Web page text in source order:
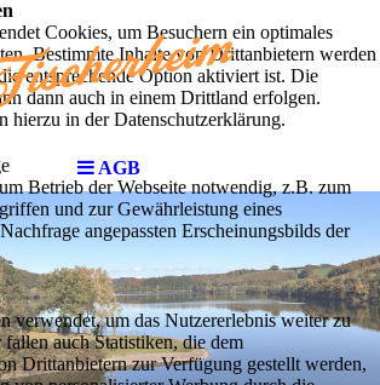
AGB
Cookies, um Besuchern ein optimales
Bestimmte Inhalte von Drittanbietern werden
entsprechende Option aktiviert ist. Die
dann auch in einem Drittland erfolgen.
hierzu in der Datenschutzerklärung.
Betrieb der Webseite notwendig, z.B. zum
und zur Gewährleistung eines
angepassten Erscheinungsbilds der
verwendet, um das Nutzererlebnis weiter zu
auch Statistiken, die dem
Drittanbietern zur Verfügung gestellt werden,